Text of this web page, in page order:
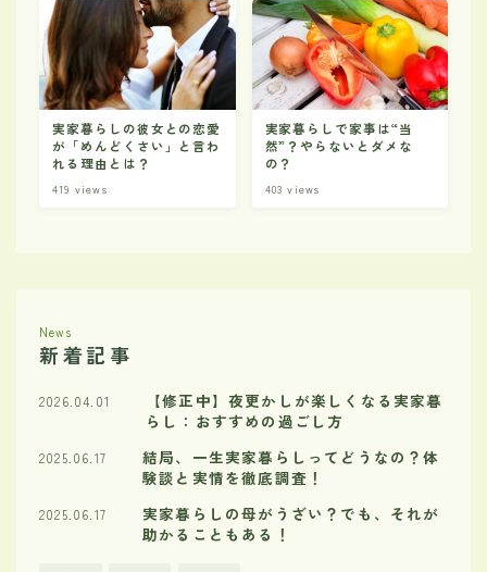
実家暮らしの彼女との恋愛
が「めんどくさい」と言わ
れる理由とは？
419 views
実家暮らしで家事は“当
然”？やらないとダメな
の？
403 views
News
新着記事
【修正中】夜更かしが楽しくなる実家暮
らし：おすすめの過ごし方
2026.04.01
結局、一生実家暮らしってどうなの？体
験談と実情を徹底調査！
2025.06.17
実家暮らしの母がうざい？でも、それが
助かることもある！
2025.06.17